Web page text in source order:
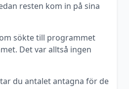
resten kom in på sina
sökte till programmet
Det var alltså ingen
du antalet antagna för de